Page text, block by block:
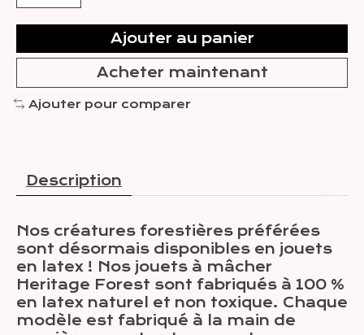
Ajouter au panier
Acheter maintenant
Ajouter pour comparer
Description
Nos créatures forestières préférées
sont désormais disponibles en jouets
en latex ! Nos jouets à mâcher
Heritage Forest sont fabriqués à 100 %
en latex naturel et non toxique. Chaque
modèle est fabriqué à la main de